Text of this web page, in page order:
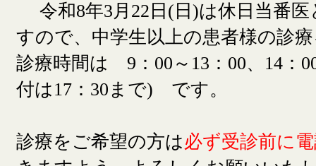
令和8年3月22日(日)は休日当番
すので、中学生以上の患者様の診
診療時間は 9：00～13：00、14：
付は17：30まで) です。
診療をご希望の方は必ず受診前に